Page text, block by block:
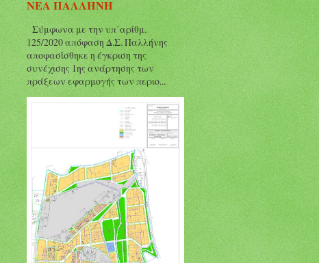
ΝΕΑ ΠΑΛΛΗΝΗ
Σύμφωνα με την υπ΄αρίθμ.
125/2020 απόφαση Δ.Σ. Παλλήνης
αποφασίσθηκε η έγκριση της
συνέχισης 1ης ανάρτησης των
πράξεων εφαρμογής των περιο...